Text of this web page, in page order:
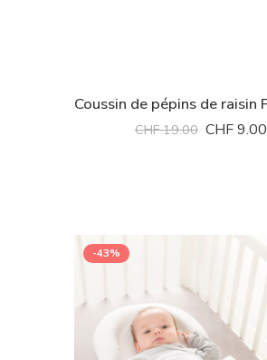
CHF19.00 CHF9.00
-43%